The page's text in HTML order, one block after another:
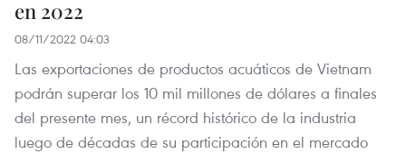
en 2022
08/11/2022 04:03
Las exportaciones de productos acuáticos de Vietnam
podrán superar los 10 mil millones de dólares a finales
del presente mes, un récord histórico de la industria
luego de décadas de su participación en el mercado